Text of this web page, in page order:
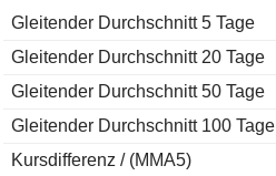
Gleitender Durchschnitt 5 Tage
Gleitender Durchschnitt 20 Tage
Gleitender Durchschnitt 50 Tage
Gleitender Durchschnitt 100 Tage
Kursdifferenz / (MMA5)
2011
-2,94 %
2010
+51,79 %
2009
+26,45 %
2008
-37,75 %
2007
+46,47 %